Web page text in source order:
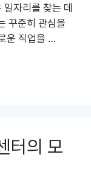
일자리를 찾는 데
꾸준히 관심을
운 직업을 …
터의 모